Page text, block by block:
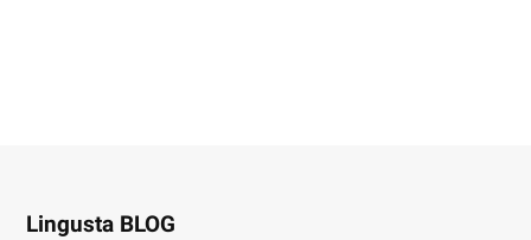
Lingusta BLOG